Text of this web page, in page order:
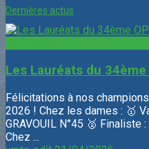
Dernières actus
Les Lauréats du 34ème
Félicitations à nos
2026 ! Chez les dames : 🥇
GRAVOUIL N°45 🥈 Finaliste
Chez ...